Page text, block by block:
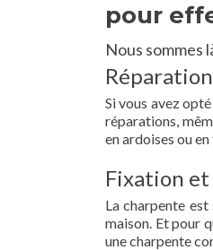
pour
Nous sommes
Si vous avez
réparations,
en ardoises ou
Fixation et
La charpente est
maison. Et pour
une charpente